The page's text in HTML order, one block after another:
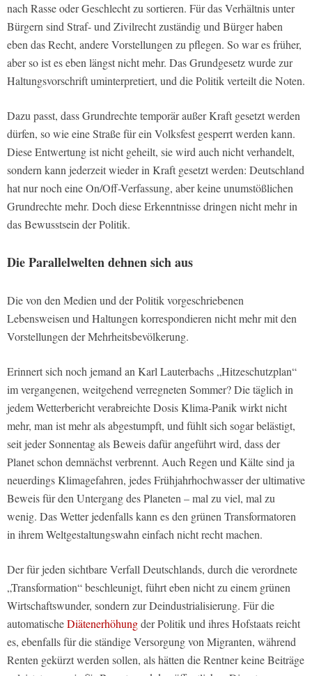
nach Rasse oder Geschlecht zu sortieren. Für das Verhältnis unter
Bürgern sind Straf- und Zivilrecht zuständig und Bürger haben
eben das Recht, andere Vorstellungen zu pflegen. So war es früher,
aber so ist es eben längst nicht mehr. Das Grundgesetz wurde zur
Haltungsvorschrift uminterpretiert, und die Politik verteilt die Noten.
Dazu passt, dass Grundrechte temporär außer Kraft gesetzt werden
dürfen, so wie eine Straße für ein Volksfest gesperrt werden kann.
Diese Entwertung ist nicht geheilt, sie wird auch nicht verhandelt,
sondern kann jederzeit wieder in Kraft gesetzt werden: Deutschland
hat nur noch eine On/Off-Verfassung, aber keine unumstößlichen
Grundrechte mehr. Doch diese Erkenntnisse dringen nicht mehr in
das Bewusstsein der Politik.
Die Parallelwelten dehnen sich aus
Die von den Medien und der Politik vorgeschriebenen
Lebensweisen und Haltungen korrespondieren nicht mehr mit den
Vorstellungen der Mehrheitsbevölkerung.
Erinnert sich noch jemand an Karl Lauterbachs „Hitzeschutzplan“
im vergangenen, weitgehend verregneten Sommer? Die täglich in
jedem Wetterbericht verabreichte Dosis Klima-Panik wirkt nicht
mehr, man ist mehr als abgestumpft, und fühlt sich sogar belästigt,
seit jeder Sonnentag als Beweis dafür angeführt wird, dass der
Planet schon demnächst verbrennt. Auch Regen und Kälte sind ja
neuerdings Klimagefahren, jedes Frühjahrhochwasser der ultimative
Beweis für den Untergang des Planeten – mal zu viel, mal zu
wenig. Das Wetter jedenfalls kann es den grünen Transformatoren
in ihrem Weltgestaltungswahn einfach nicht recht machen.
Der für jeden sichtbare Verfall Deutschlands, durch die verordnete
„Transformation“ beschleunigt, führt eben nicht zu einem grünen
Wirtschaftswunder, sondern zur Deindustrialisierung. Für die
automatischeDiätenerhöhungder Politik und ihres Hofstaats reicht
es, ebenfalls für die ständige Versorgung von Migranten, während
Renten gekürzt werden sollen, als hätten die Rentner keine Beiträge